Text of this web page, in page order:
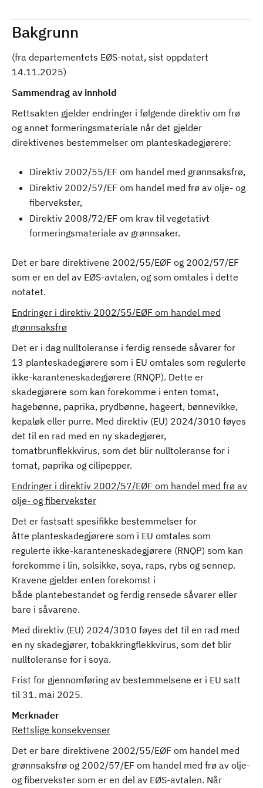
Bakgrunn
(fra departementets EØS-notat, sist oppdatert
14.11.2025)
Sammendrag av innhold
Rettsakten gjelder endringer i følgende direktiv om frø
og annet formeringsmateriale når det gjelder
direktivenes bestemmelser om planteskadegjørere:
Direktiv 2002/55/EF om handel med grønnsaksfrø,
Direktiv 2002/57/EF om handel med frø av olje- og
fibervekster,
Direktiv 2008/72/EF om krav til vegetativt
formeringsmateriale av grønnsaker.
Det er bare direktivene 2002/55/EØF og 2002/57/EF
som er en del av EØS-avtalen, og som omtales i dette
notatet.
Endringer i direktiv 2002/55/EØF om handel med
grønnsaksfrø
Det er i dag nulltoleranse i ferdig rensede såvarer for
13 planteskadegjørere som i EU omtales som regulerte
ikke-karanteneskadegjørere (RNQP). Dette er
skadegjørere som kan forekomme i enten tomat,
hagebønne, paprika, prydbønne, hageert, bønnevikke,
kepaløk eller purre. Med direktiv (EU) 2024/3010 føyes
det til en rad med en ny skadegjører,
tomatbrunflekkvirus, som det blir nulltoleranse for i
tomat, paprika og cilipepper.
Endringer i direktiv 2002/57/EØF om handel med frø av
olje- og fibervekster
Det er fastsatt spesifikke bestemmelser for
åtte planteskadegjørere som i EU omtales som
regulerte ikke-karanteneskadegjørere (RNQP) som kan
forekomme i lin, solsikke, soya, raps, rybs og sennep.
Kravene gjelder enten forekomst i
både plantebestandet og ferdig rensede såvarer eller
bare i såvarene.
Med direktiv (EU) 2024/3010 føyes det til en rad med
en ny skadegjører, tobakkringflekkvirus, som det blir
nulltoleranse for i soya.
Frist for gjennomføring av bestemmelsene er i EU satt
til 31. mai 2025.
Merknader
Rettslige konsekvenser
Det er bare direktivene 2002/55/EØF om handel med
grønnsaksfrø og 2002/57/EF om handel med frø av olje-
og fibervekster som er en del av EØS-avtalen. Når